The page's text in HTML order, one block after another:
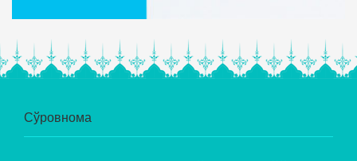
Сўровнома